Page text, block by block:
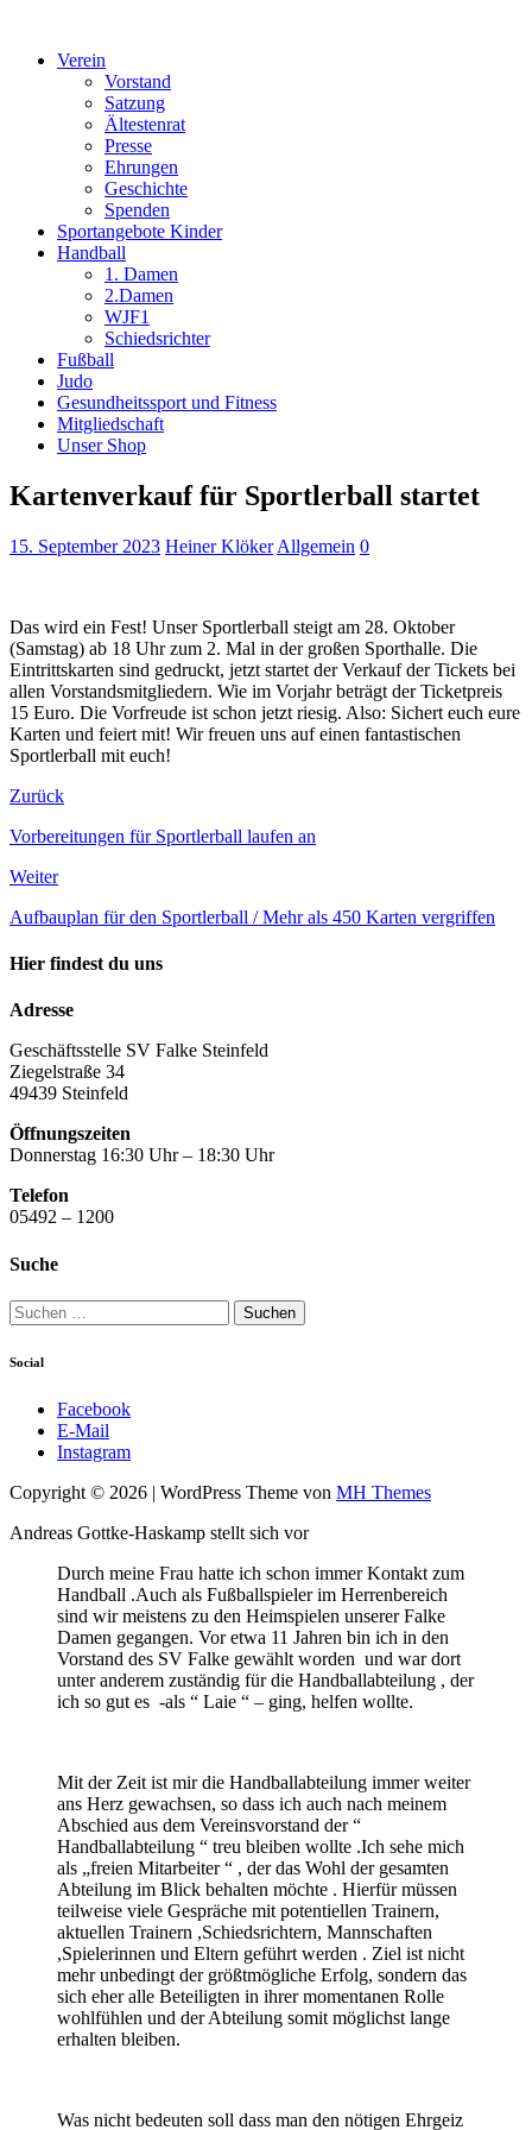
Verein
Vorstand
Satzung
Ältestenrat
Presse
Ehrungen
Geschichte
Spenden
Sportangebote Kinder
Handball
1. Damen
2.Damen
WJF1
Schiedsrichter
Fußball
Judo
Gesundheitssport und Fitness
Mitgliedschaft
Unser Shop
Kartenverkauf für Sportlerball startet
15. September 2023 Heiner Klöker Allgemein 0
Das wird ein Fest! Unser Sportlerball steigt am 28. Oktober
(Samstag) ab 18 Uhr zum 2. Mal in der großen Sporthalle. Die
Eintrittskarten sind gedruckt, jetzt startet der Verkauf der Tickets bei
allen Vorstandsmitgliedern. Wie im Vorjahr beträgt der Ticketpreis
15 Euro. Die Vorfreude ist schon jetzt riesig. Also: Sichert euch eure
Karten und feiert mit! Wir freuen uns auf einen fantastischen
Sportlerball mit euch!
Zurück
Vorbereitungen für Sportlerball laufen an
Weiter
Aufbauplan für den Sportlerball / Mehr als 450 Karten vergriffen
Hier findest du uns
Adresse
Geschäftsstelle SV Falke Steinfeld
Ziegelstraße 34
49439 Steinfeld
Öffnungszeiten
Donnerstag 16:30 Uhr – 18:30 Uhr
Telefon
05492 – 1200
Suche
Suchen
nach:
Social
Facebook
E-Mail
Instagram
Copyright © 2026 | WordPress Theme von MH Themes
Andreas Gottke-Haskamp stellt sich vor
Durch meine Frau hatte ich schon immer Kontakt zum
Handball .Auch als Fußballspieler im Herrenbereich
sind wir meistens zu den Heimspielen unserer Falke
Damen gegangen. Vor etwa 11 Jahren bin ich in den
Vorstand des SV Falke gewählt worden und war dort
unter anderem zuständig für die Handballabteilung , der
ich so gut es -als “ Laie “ – ging, helfen wollte.
Mit der Zeit ist mir die Handballabteilung immer weiter
ans Herz gewachsen, so dass ich auch nach meinem
Abschied aus dem Vereinsvorstand der “
Handballabteilung “ treu bleiben wollte .Ich sehe mich
als „freien Mitarbeiter “ , der das Wohl der gesamten
Abteilung im Blick behalten möchte . Hierfür müssen
teilweise viele Gespräche mit potentiellen Trainern,
aktuellen Trainern ,Schiedsrichtern, Mannschaften
,Spielerinnen und Eltern geführt werden . Ziel ist nicht
mehr unbedingt der größtmögliche Erfolg, sondern das
sich eher alle Beteiligten in ihrer momentanen Rolle
wohlfühlen und der Abteilung somit möglichst lange
erhalten bleiben.
Was nicht bedeuten soll dass man den nötigen Ehrgeiz